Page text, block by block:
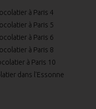
à Paris 4
à Paris 5
à Paris 6
à Paris 8
à Paris 10
dans l'Essonne